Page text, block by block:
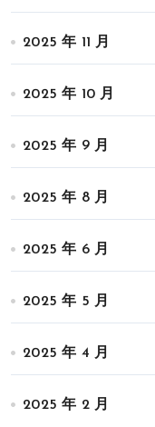
2025 年 11 月
2025 年 10 月
2025 年 9 月
2025 年 8 月
2025 年 6 月
2025 年 5 月
2025 年 4 月
2025 年 2 月